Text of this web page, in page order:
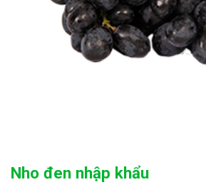
Nho đen nhập khẩu